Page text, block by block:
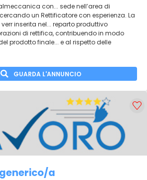
con... sede nell’area di
un Rettificatore con esperienza. La
inserita nel... reparto produttivo
di rettifica, contribuendo in modo
prodotto finale... e al rispetto delle
GUARDA L'ANNUNCIO
a